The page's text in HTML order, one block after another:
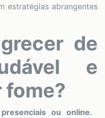
estratégias abrangentes
de
e
fome?
ou online.